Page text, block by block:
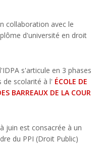
collaboration avec le
d'université en droit
s'articule en 3 phases
de scolarité à l' ÉCOLE DE
BARREAUX DE LA COUR
juin est consacrée à un
du PPI (Droit Public)